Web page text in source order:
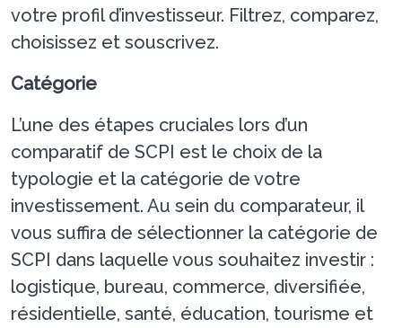
votre profil d’investisseur. Filtrez, comparez,
choisissez et souscrivez.
Catégorie
L’une des étapes cruciales lors d’un
comparatif de SCPI est le choix de la
typologie et la catégorie de votre
investissement. Au sein du comparateur, il
vous suffira de sélectionner la catégorie de
SCPI dans laquelle vous souhaitez investir :
logistique, bureau, commerce, diversifiée,
résidentielle, santé, éducation, tourisme et